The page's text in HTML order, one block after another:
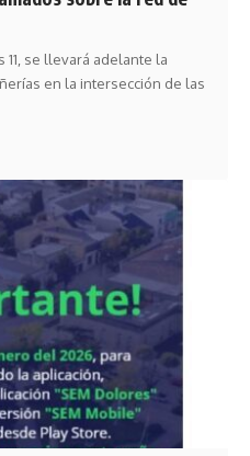
11, se llevará adelante la
en la intersección de las